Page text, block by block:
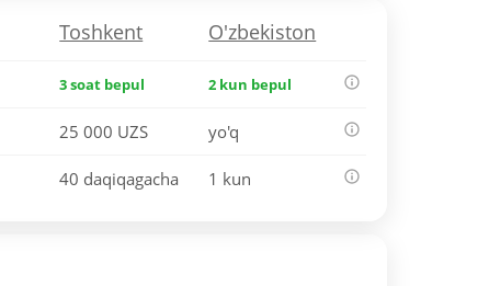
Toshkent O'zbekiston
3 soat bepul 2 kun bepul
25 000 UZS yo'q
40 daqiqagacha 1 kun